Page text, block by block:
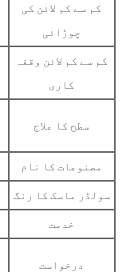
سے کم لائن کی
کم لائن وقفہ
سطح کا علاج
سونے
کا نام
ماسک کا رنگ پیلے
درخواست